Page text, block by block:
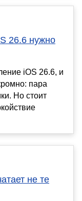
26.6 нужно
iOS 26.6, и
пара
Но стоит
не те